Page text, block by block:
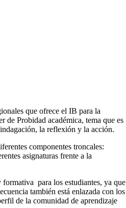
que ofrece el IB para la
de Probidad académica, tema que es
la reflexión y la acción.
componentes troncales:
asignaturas frente a la
para los estudiantes, ya que
también está enlazada con los
de la comunidad de aprendizaje